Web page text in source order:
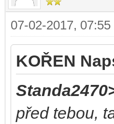
07-02-2017, 07:55
KOŘEN
před tebou,